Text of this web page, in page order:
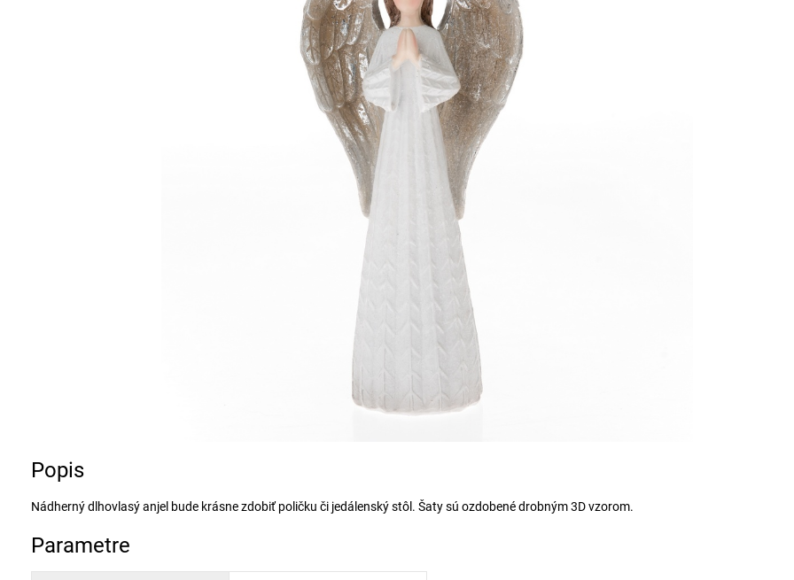
Popis
Nádherný dlhovlasý anjel bude krásne zdobiť poličku či jedálenský stôl. Šaty sú ozdobené drobným 3D vzorom.
Parametre